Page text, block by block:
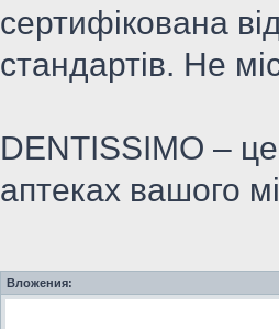
сертифікована
стандартів. Не
DENTISSIMO –
аптеках вашого
Вложения: